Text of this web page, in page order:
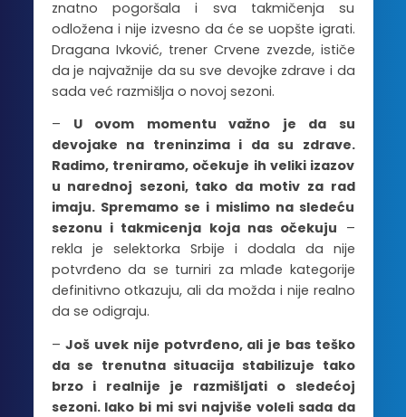
znatno pogoršala i sva takmičenja su
odložena i nije izvesno da će se uopšte igrati.
Dragana Ivković, trener Crvene zvezde, ističe
da je najvažnije da su sve devojke zdrave i da
sada već razmišlja o novoj sezoni.
– U ovom momentu važno je da su
devojake na treninzima i da su zdrave.
Radimo, treniramo, očekuje ih veliki izazov
u narednoj sezoni, tako da motiv za rad
imaju. Spremamo se i mislimo na sledeću
sezonu i takmicenja koja nas očekuju –
rekla je selektorka Srbije i dodala da nije
potvrđeno da se turniri za mlađe kategorije
definitivno otkazuju, ali da možda i nije realno
da se odigraju.
–Još uvek nije potvrđeno, ali je bas teško
da se trenutna situacija stabilizuje tako
brzo i realnije je razmišljati o sledećoj
sezoni. Iako bi mi svi najviše voleli sada da